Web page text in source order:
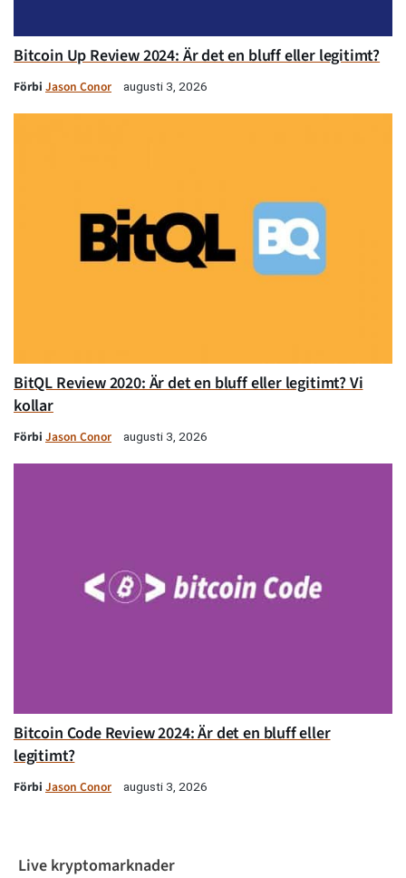
Bitcoin Up Review 2024: Är det en bluff eller legitimt?
Förbi Jason Conor augusti 3, 2026
BitQL Review 2020: Är det en bluff eller legitimt? Vi
kollar
Förbi Jason Conor augusti 3, 2026
Bitcoin Code Review 2024: Är det en bluff eller
legitimt?
Förbi Jason Conor augusti 3, 2026
Live kryptomarknader